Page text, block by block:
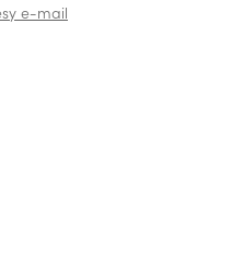
e-mail